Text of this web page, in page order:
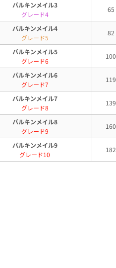
バルキンメイル3
グレード4
65
バルキンメイル4
グレード5
82
バルキンメイル5
グレード6
100
バルキンメイル6
グレード7
119
バルキンメイル7
グレード8
139
バルキンメイル8
グレード9
160
バルキンメイル9
グレード10
182